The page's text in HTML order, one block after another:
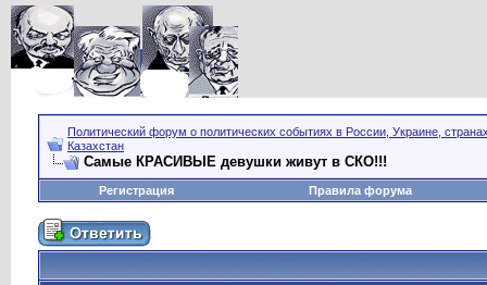
Политический форум о политических событиях в России, Украине,
Казахстан
Самые КРАСИВЫЕ девушки живут в СКО!!!
Регистрация Правила форума